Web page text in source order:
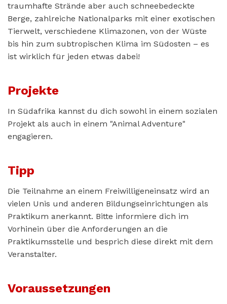
traumhafte Strände aber auch schneebedeckte
Berge, zahlreiche Nationalparks mit einer exotischen
Tierwelt, verschiedene Klimazonen, von der Wüste
bis hin zum subtropischen Klima im Südosten – es
ist wirklich für jeden etwas dabei!
Projekte
In Südafrika kannst du dich sowohl in einem sozialen
Projekt als auch in einem "Animal Adventure"
engagieren.
Tipp
Die Teilnahme an einem Freiwilligeneinsatz wird an
vielen Unis und anderen Bildungseinrichtungen als
Praktikum anerkannt. Bitte informiere dich im
Vorhinein über die Anforderungen an die
Praktikumsstelle und besprich diese direkt mit dem
Veranstalter.
Voraussetzungen